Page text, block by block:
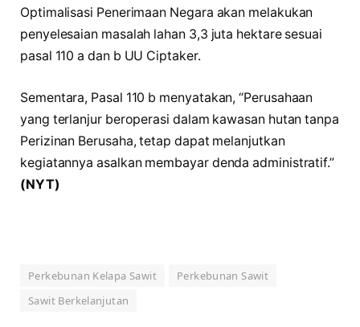
Optimalisasi Penerimaan Negara akan melakukan
penyelesaian masalah lahan 3,3 juta hektare sesuai
pasal 110 a dan b UU Ciptaker.
Sementara, Pasal 110 b menyatakan, “Perusahaan
yang terlanjur beroperasi dalam kawasan hutan tanpa
Perizinan Berusaha, tetap dapat melanjutkan
kegiatannya asalkan membayar denda administratif.”
(NYT)
Perkebunan Kelapa Sawit
Perkebunan Sawit
Sawit Berkelanjutan